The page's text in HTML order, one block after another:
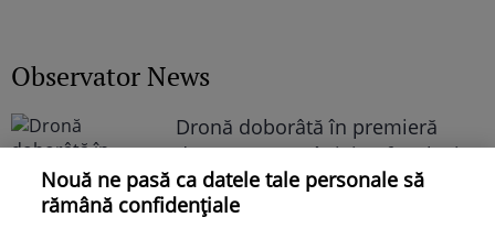
Observator News
Dronă doborâtă în premieră
deasupra României. A fost lovită
de racheta unui F-16 al Forţelor
Aeriene Române
Nouă ne pasă ca datele tale personale să
rămână confidențiale